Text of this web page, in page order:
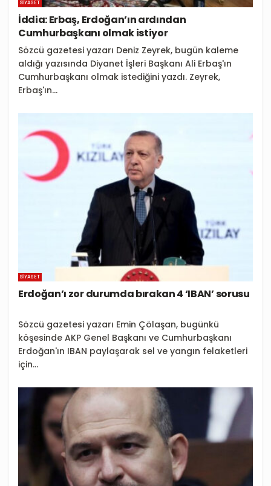
SIYASET
İddia: Erbaş, Erdoğan’ın ardından
Cumhurbaşkanı olmak istiyor
Sözcü gazetesi yazarı Deniz Zeyrek, bugün kaleme
aldığı yazısında Diyanet İşleri Başkanı Ali Erbaş'ın
Cumhurbaşkanı olmak istediğini yazdı. Zeyrek,
Erbaş'ın...
SIYASET
Erdoğan’ı zor durumda bırakan 4 ‘IBAN’ sorusu
Sözcü gazetesi yazarı Emin Çölaşan, bugünkü
köşesinde AKP Genel Başkanı ve Cumhurbaşkanı
Erdoğan'ın IBAN paylaşarak sel ve yangın felaketleri
için...